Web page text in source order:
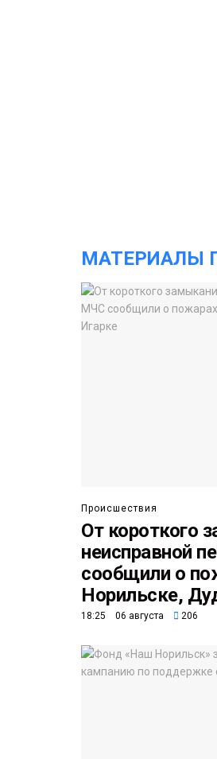
МАТЕРИАЛЫ
Происшествия
От короткого
неисправной
сообщили о
Норильске,
18:25 06 августа 206